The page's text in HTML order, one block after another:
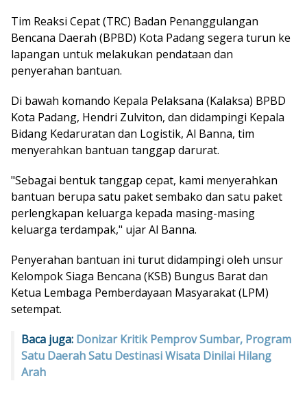
Tim Reaksi Cepat (TRC) Badan Penanggulangan
Bencana Daerah (BPBD) Kota Padang segera turun ke
lapangan untuk melakukan pendataan dan
penyerahan bantuan.
Di bawah komando Kepala Pelaksana (Kalaksa) BPBD
Kota Padang, Hendri Zulviton, dan didampingi Kepala
Bidang Kedaruratan dan Logistik, Al Banna, tim
menyerahkan bantuan tanggap darurat.
"Sebagai bentuk tanggap cepat, kami menyerahkan
bantuan berupa satu paket sembako dan satu paket
perlengkapan keluarga kepada masing-masing
keluarga terdampak," ujar Al Banna.
Penyerahan bantuan ini turut didampingi oleh unsur
Kelompok Siaga Bencana (KSB) Bungus Barat dan
Ketua Lembaga Pemberdayaan Masyarakat (LPM)
setempat.
Baca juga: Donizar Kritik Pemprov Sumbar, Program
Satu Daerah Satu Destinasi Wisata Dinilai Hilang
Arah